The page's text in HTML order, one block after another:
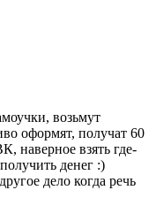
возьмут
оформят, получат 60
наверное взять где-
денег :)
дело когда речь